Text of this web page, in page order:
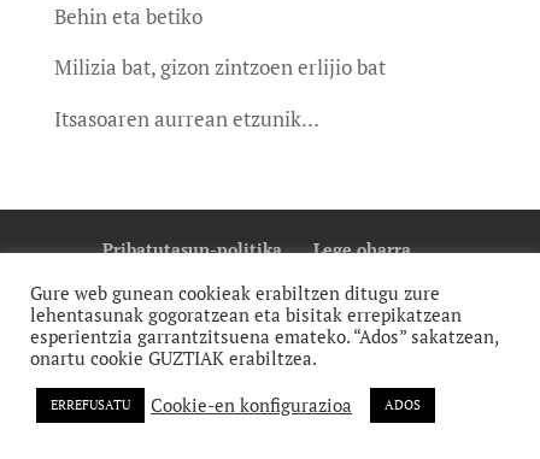
Behin eta betiko
Milizia bat, gizon zintzoen erlijio bat
Itsasoaren aurrean etzunik…
Pribatutasun-politika
Lege oharra
Cookie Politika
monti | diseinu grafikoa
Gure web gunean cookieak erabiltzen ditugu zure
lehentasunak gogoratzean eta bisitak errepikatzean
esperientzia garrantzitsuena emateko. “Ados” sakatzean,
onartu cookie GUZTIAK erabiltzea.
ERREFUSATU Cookie-en konfigurazioa ADOS